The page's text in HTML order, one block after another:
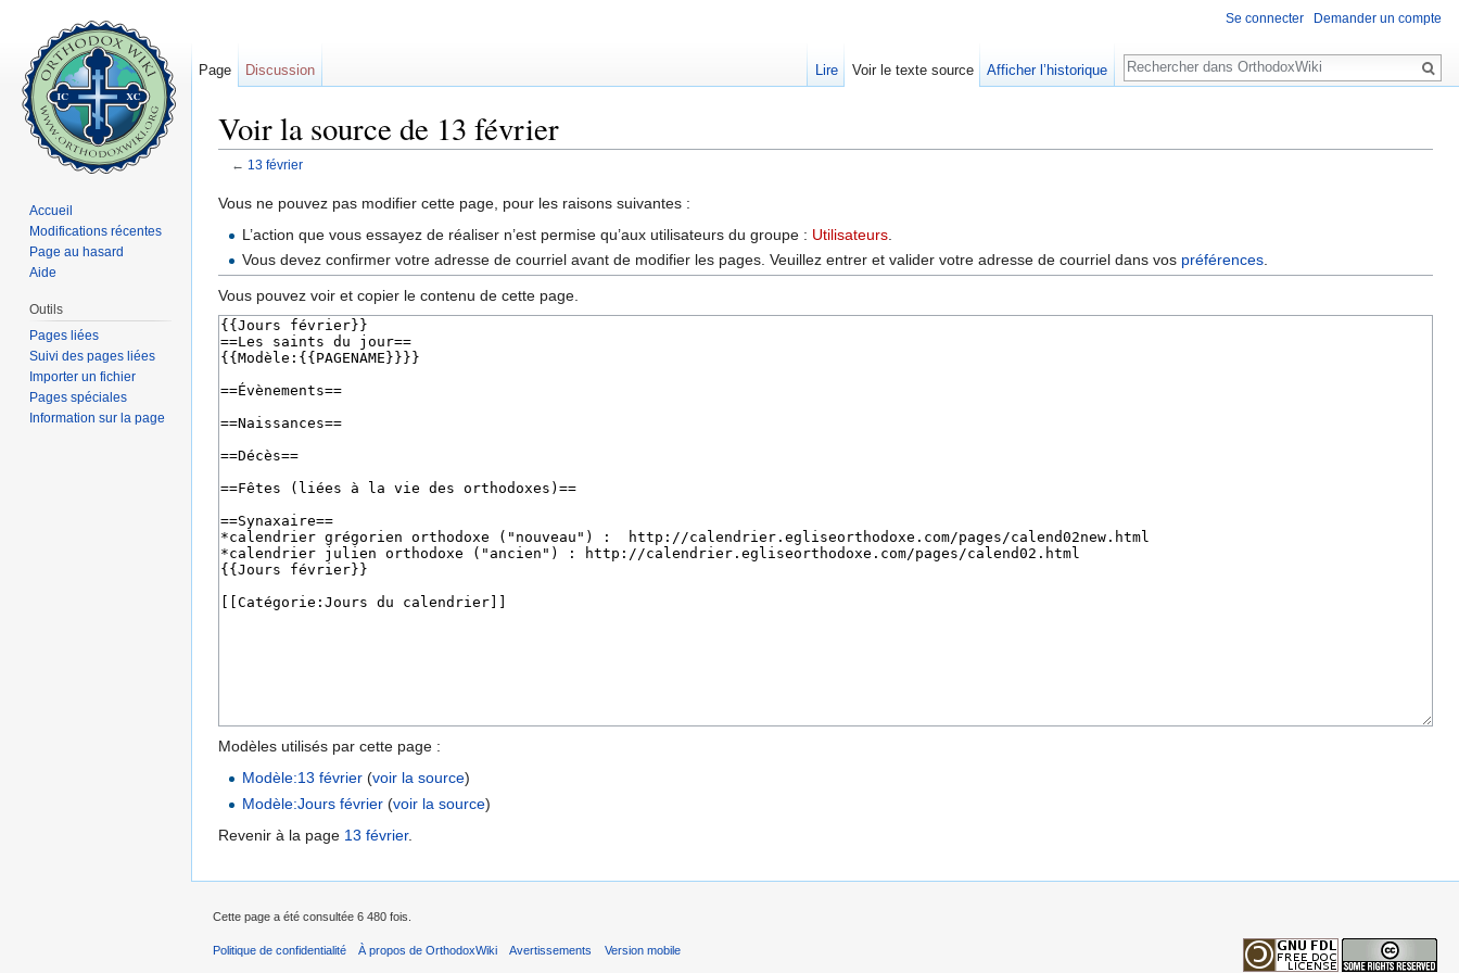
Voir la source de 13 février
← 13 février
Vous ne pouvez pas modifier cette page, pour les raisons suivantes :
L’action que vous essayez de réaliser n’est permise qu’aux utilisateurs du groupe : Utilisateurs
Vous devez confirmer votre adresse de courriel avant de modifier les pages. Veuillez entrer et valider votre adresse de courriel dans vos préférences
Vous pouvez voir et copier le contenu de cette page.
Modèles utilisés par cette page :
Modèle:13 février (voir la source)
Modèle:Jours février (voir la source)
Revenir à la page 13 février.
Se connecter Demander un compte
Page Discussion Lire Voir le texte source Afficher l’historique
Rechercher
Accueil
Modifications récentes
Page au hasard
Aide
Outils
Pages liées
Suivi des pages liées
Importer un fichier
Pages spéciales
Information sur la page
Cette page a été consultée 6 480 fois.
Politique de confidentialité À propos de OrthodoxWiki Avertissements Version mobile